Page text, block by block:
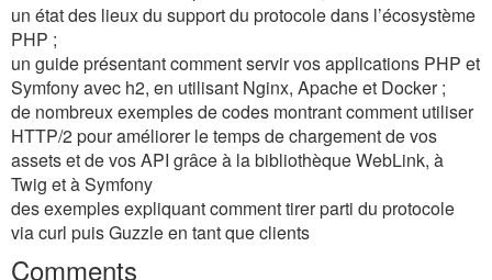
un état des lieux du support du protocole dans l’écosystème
PHP ;
un guide présentant comment servir vos applications PHP et
Symfony avec h2, en utilisant Nginx, Apache et Docker ;
de nombreux exemples de codes montrant comment utiliser
HTTP/2 pour améliorer le temps de chargement de vos
assets et de vos API grâce à la bibliothèque WebLink, à
Twig et à Symfony
des exemples expliquant comment tirer parti du protocole
via curl puis Guzzle en tant que clients
Comments